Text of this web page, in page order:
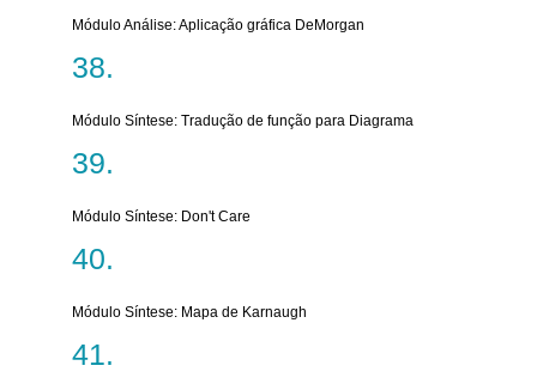
Módulo Análise: Aplicação gráfica DeMorgan
Módulo Síntese: Tradução de função para Diagrama
Módulo Síntese: Don't Care
Módulo Síntese: Mapa de Karnaugh